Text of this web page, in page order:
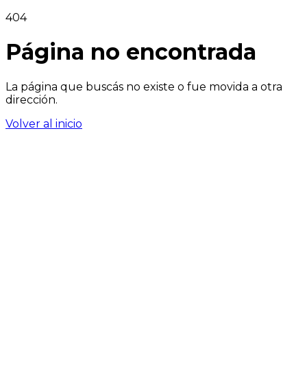
404
Página no encontrada
La página que buscás no existe o fue movida a otra
dirección.
Volver al inicio